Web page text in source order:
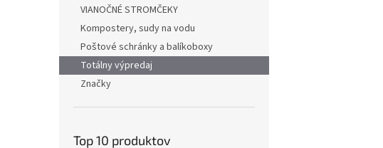
VIANOČNÉ STROMČEKY
Kompostery, sudy na vodu
Poštové schránky a balíkoboxy
Totálny výpredaj
Značky
Top 10 produktov